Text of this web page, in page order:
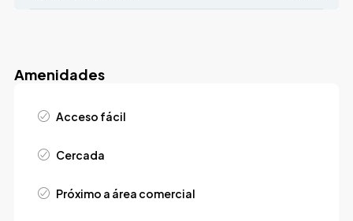
Amenidades
Acceso fácil
Cercada
Próximo a área comercial